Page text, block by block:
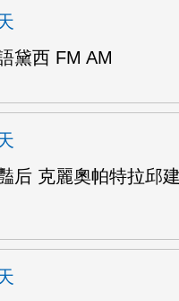
黛西 FM AM
后 克麗奧帕特拉邱